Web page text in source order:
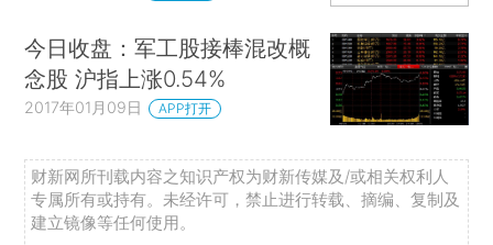
今日收盘：军工股接棒混改概
念股 沪指上涨0.54%
2017年01月09日 APP打开
财新网所刊载内容之知识产权为财新传媒及/或相关权利人
专属所有或持有。未经许可，禁止进行转载、摘编、复制及
建立镜像等任何使用。